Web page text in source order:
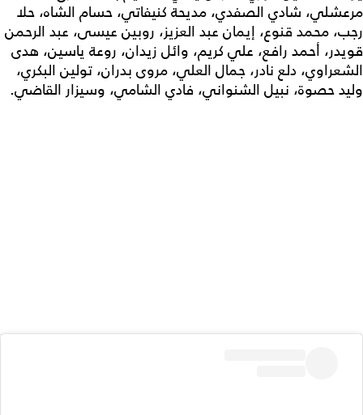
مرعشلي، شادي الصفدي، مديحة كنيفاتي، حسام الشاه، حلا
رجب، محمد قنوع، إيمان عبد العزيز، روبين عيسى، عبد الرحمن
قويدر، أحمد رافع، علي كريم، وائل زيدان، روعة ياسين، هدى
الشعراوي، دلع نادر، جمال العلي، مروى بدران، تولين البكري،
وليد حصوة، نبيل الشنواني، فادي الشامي، وسيزار القاضي.